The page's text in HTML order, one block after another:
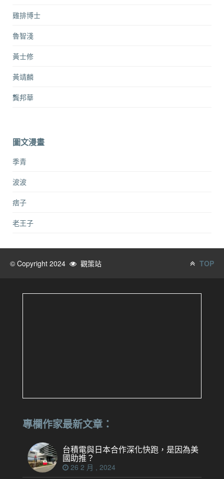
雞排博士
魯智淺
黃士修
黃靖麟
龔邦華
圖文漫畫
季青
波波
痞子
老王子
© Copyright 2024 觀策站 TOP
專欄作家最新文章：
台積電與日本合作深化快跑，是因為美
國助推？
26 2 月 , 2024